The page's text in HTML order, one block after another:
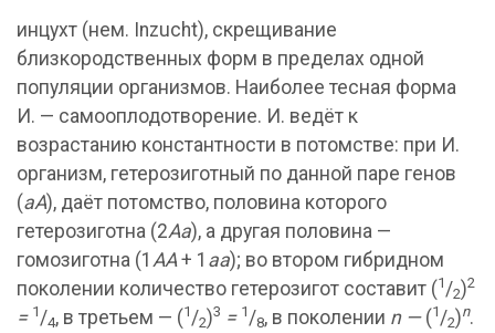
инцухт (нем. Inzucht), скрещивание
близкородственных форм в пределах одной
популяции организмов. Наиболее тесная форма
И. — самооплодотворение. И. ведёт к
возрастанию константности в потомстве: при И.
организм, гетерозиготный по данной паре генов
(aA), даёт потомство, половина которого
гетерозиготна (2Aa), а другая половина —
гомозиготна (1 AA+ 1 aa); во втором гибридном
поколении количество гетерозигот составит (1 /2)2
= 1 /4, в третьем — (1 /2)3 = 1 /8, в поколении n —(1 /2)n.